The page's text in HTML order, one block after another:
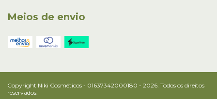
Meios de envio
Copyright Niki Cosméticos - 01637342000180 - 2026. Todos os direitos
reservados.